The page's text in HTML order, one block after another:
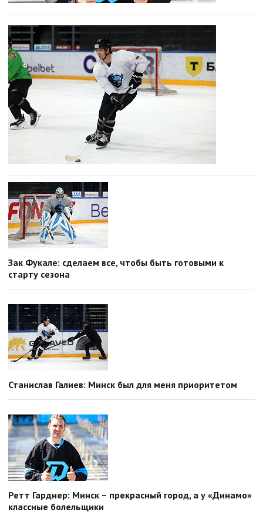
Зак Фукале: сделаем все, чтобы быть готовыми к
старту сезона
Станислав Галиев: Минск был для меня приоритетом
Ретт Гарднер: Минск – прекрасный город, а у «Динамо»
классные болельщики